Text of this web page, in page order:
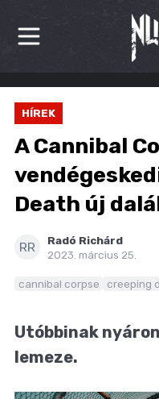
HÍREK
KRITIKÁK
BESZÁMOLÓK
INTERJÚK
PREMIEREK
BLOG
HÍREK
A Cannibal
Death új
RR
Radó Richárd
2023. március 25.
cannibal corpse creeping
Utóbbinak
lemeze.